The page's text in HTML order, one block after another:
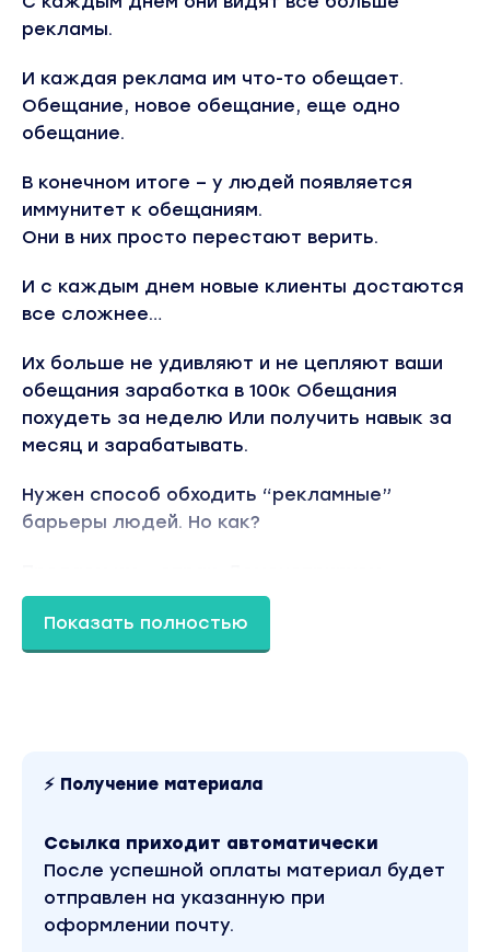
рекламы.
И каждая реклама им что-то обещает.
Обещание, новое обещание, еще одно
обещание.
В конечном итоге – у людей появляется
иммунитет к обещаниям.
Они в них просто перестают верить.
И с каждым днем новые клиенты достаются
все сложнее…
Их больше не удивляют и не цепляют ваши
обещания заработка в 100к Обещания
похудеть за неделю Или получить навык за
месяц и зарабатывать.
Нужен способ обходить “рекламные”
барьеры людей. Но как?
результат. И ничего не обещаем.
Всегда сложно продавать вещи,
направленные на предотвращение еще не
которые мешают наши продажам.
– У людей и без этого полно забот, и никто
не хочет покупать профилактику того, что
еще не произошло.
– Модерация в таргете перестает
Показать полностью
⚡ Получение материала
Ссылка приходит автоматически
После успешной оплаты материал будет
отправлен на указанную при
оформлении почту.